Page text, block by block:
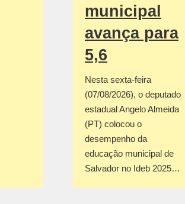
municipal
avança para
5,6
Nesta sexta-feira
(07/08/2026), o deputado
estadual Angelo Almeida
(PT) colocou o
desempenho da
educação municipal de
Salvador no Ideb 2025…